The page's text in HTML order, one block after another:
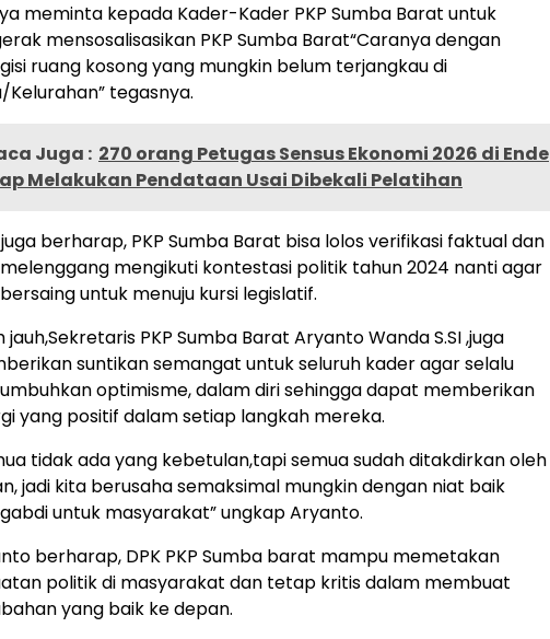
meminta kepada Kader-Kader PKP Sumba Barat untuk
mensosalisasikan PKP Sumba Barat“Caranya dengan
ruang kosong yang mungkin belum terjangkau di
Kelurahan” tegasnya.
Juga : 270 orang Petugas Sensus Ekonomi 2026 di Ende
Melakukan Pendataan Usai Dibekali Pelatihan
juga berharap, PKP Sumba Barat bisa lolos verifikasi faktual dan
mengikuti kontestasi politik tahun 2024 nanti agar
untuk menuju kursi legislatif.
jauh,Sekretaris PKP Sumba Barat Aryanto Wanda S.SI ,juga
suntikan semangat untuk seluruh kader agar selalu
optimisme, dalam diri sehingga dapat memberikan
yang positif dalam setiap langkah mereka.
tidak ada yang kebetulan,tapi semua sudah ditakdirkan oleh
jadi kita berusaha semaksimal mungkin dengan niat baik
untuk masyarakat” ungkap Aryanto.
berharap, DPK PKP Sumba barat mampu memetakan
politik di masyarakat dan tetap kritis dalam membuat
yang baik ke depan.